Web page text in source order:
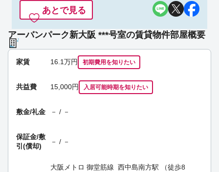
あとで見る
アーバンパーク新大阪 ***号室の賃貸物件部屋概要
家賃 16.1万円 初期費用を知りたい
共益費 15,000円 入居可能時期を知りたい
敷金/礼金 － / －
保証金/敷
引(償却)
－ / －
大阪メトロ 御堂筋線 西中島南方駅 （徒歩8